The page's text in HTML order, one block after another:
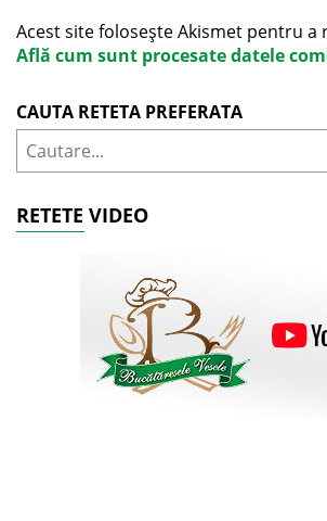
Acest site folosește Akismet pentru a
Află cum sunt procesate datele
CAUTA RETETA PREFERATA
RETETE VIDEO